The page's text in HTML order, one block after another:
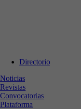
Directorio
Noticias
Revistas
Convocatorias
Plataforma